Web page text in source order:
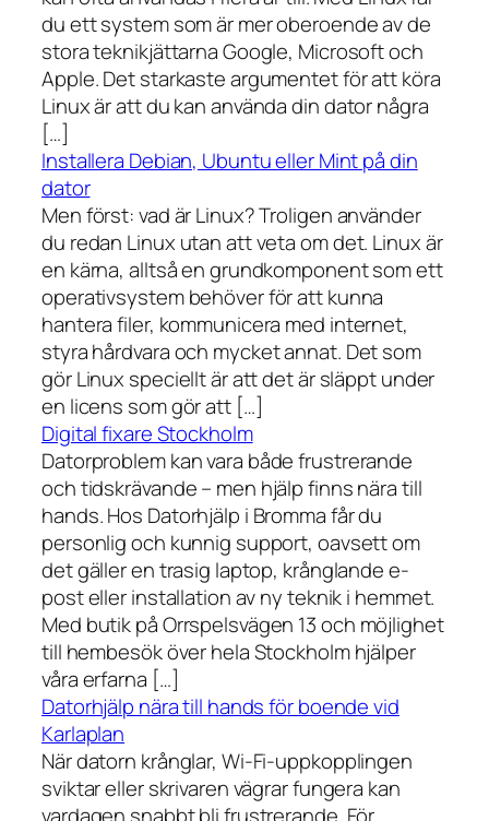
du ett system som är mer oberoende av de
stora teknikjättarna Google, Microsoft och
Apple. Det starkaste argumentet för att köra
Linux är att du kan använda din dator några
[…]
Installera Debian, Ubuntu eller Mint på din
dator
Men först: vad är Linux? Troligen använder
du redan Linux utan att veta om det. Linux är
en kärna, alltså en grundkomponent som ett
operativsystem behöver för att kunna
hantera filer, kommunicera med internet,
styra hårdvara och mycket annat. Det som
gör Linux speciellt är att det är släppt under
en licens som gör att […]
Digital fixare Stockholm
Datorproblem kan vara både frustrerande
och tidskrävande – men hjälp finns nära till
hands. Hos Datorhjälp i Bromma får du
personlig och kunnig support, oavsett om
det gäller en trasig laptop, krånglande e-
post eller installation av ny teknik i hemmet.
Med butik på Orrspelsvägen 13 och möjlighet
till hembesök över hela Stockholm hjälper
våra erfarna […]
Datorhjälp nära till hands för boende vid
Karlaplan
När datorn krånglar, Wi-Fi-uppkopplingen
sviktar eller skrivaren vägrar fungera kan